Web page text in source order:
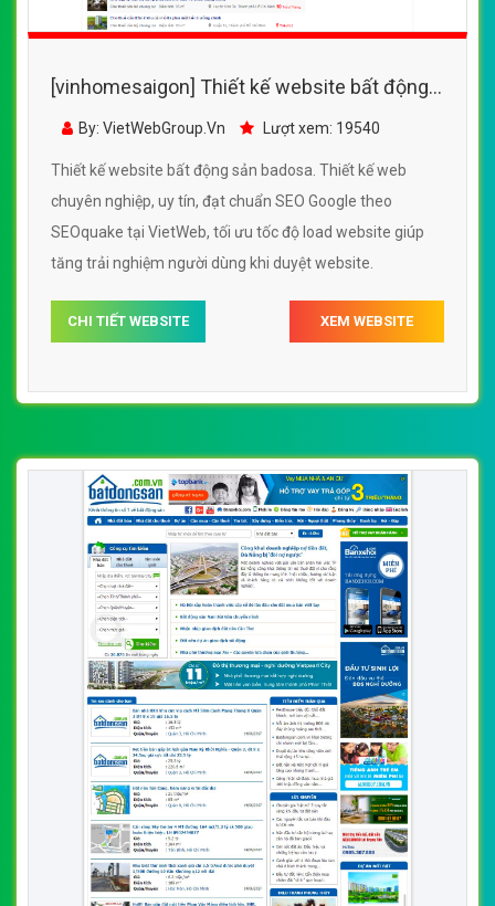
[vinhomesaigon] Thiết kế website bất động
sản badosa đẹp, chuyên nghiệp chuẩn SEO
By: VietWebGroup.Vn Lượt xem: 19540
Thiết kế website bất động sản badosa. Thiết kế web
chuyên nghiệp, uy tín, đạt chuẩn SEO Google theo
SEOquake tại VietWeb, tối ưu tốc độ load website giúp
tăng trải nghiệm người dùng khi duyệt website.
CHI TIẾT WEBSITE XEM WEBSITE